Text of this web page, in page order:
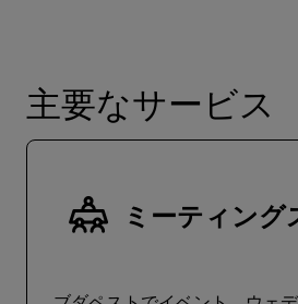
主要なサービス
ミーティング